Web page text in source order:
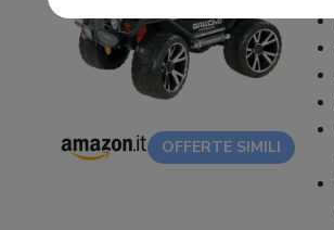
OFFERTE SIMILI